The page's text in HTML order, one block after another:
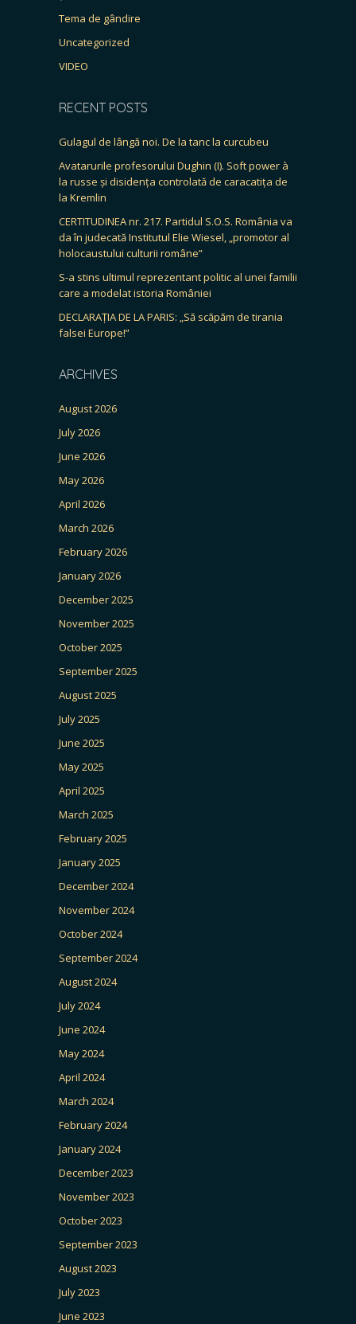
Tema de gândire
Uncategorized
VIDEO
RECENT POSTS
Gulagul de lângă noi. De la tanc la curcubeu
Avatarurile profesorului Dughin (I). Soft power à
la russe și disidența controlată de caracatița de
la Kremlin
CERTITUDINEA nr. 217. Partidul S.O.S. România va
da în judecată Institutul Elie Wiesel, „promotor al
holocaustului culturii române”
S-a stins ultimul reprezentant politic al unei familii
care a modelat istoria României
DECLARAȚIA DE LA PARIS: „Să scăpăm de tirania
falsei Europe!”
ARCHIVES
August 2026
July 2026
June 2026
May 2026
April 2026
March 2026
February 2026
January 2026
December 2025
November 2025
October 2025
September 2025
August 2025
July 2025
June 2025
May 2025
April 2025
March 2025
February 2025
January 2025
December 2024
November 2024
October 2024
September 2024
August 2024
July 2024
June 2024
May 2024
April 2024
March 2024
February 2024
January 2024
December 2023
November 2023
October 2023
September 2023
August 2023
July 2023
June 2023